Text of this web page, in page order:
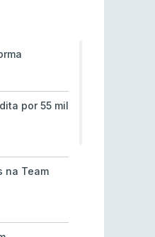
por 55 mil
na Team